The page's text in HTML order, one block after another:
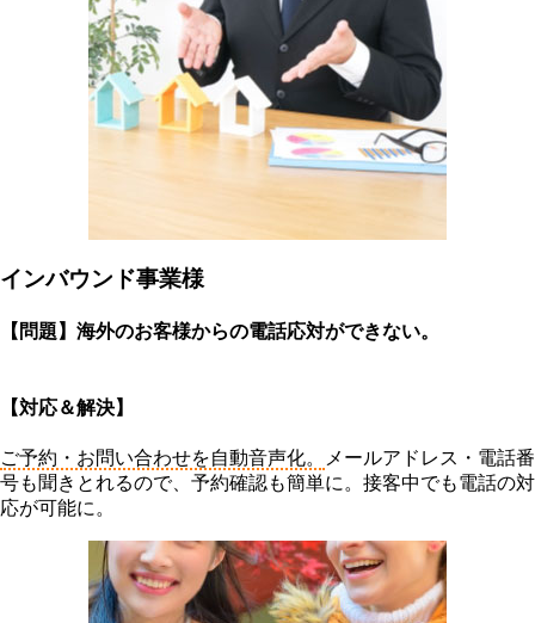
インバウンド事業様
【問題】海外のお客様からの電話応対ができない。
【対応＆解決】
ご予約・お問い合わせを自動音声化。
メールアドレス・電話番
号も聞きとれるので、予約確認も簡単に。接客中でも電話の対
応が可能に。